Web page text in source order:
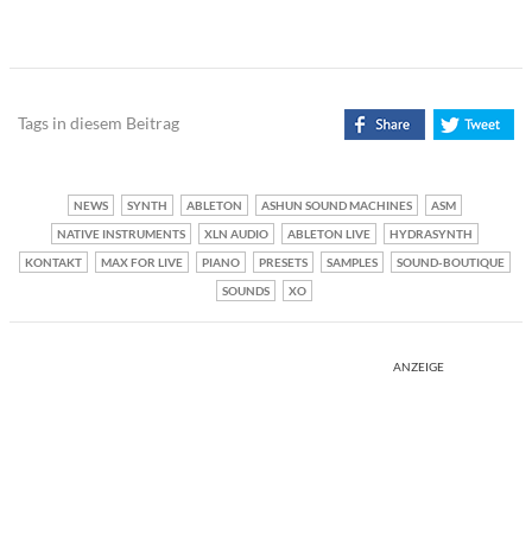
Tags in diesem Beitrag
NEWS SYNTH ABLETON ASHUN SOUND MACHINES
ASM
NATIVE INSTRUMENTS
XLN AUDIO ABLETON LIVE
HYDRASYNTH
KONTAKT
MAX FOR LIVE PIANO PRESETS SAMPLES
SOUND-BOUTIQUE
SOUNDS
XO
ANZEIGE